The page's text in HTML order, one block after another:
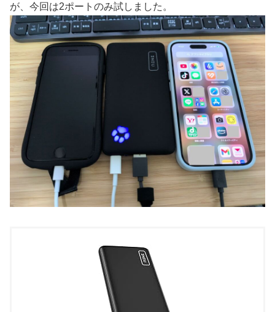
が、今回は2ポートのみ試しました。